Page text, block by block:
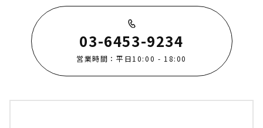
03-6453-9234
営業時間：平日10:00 - 18:00